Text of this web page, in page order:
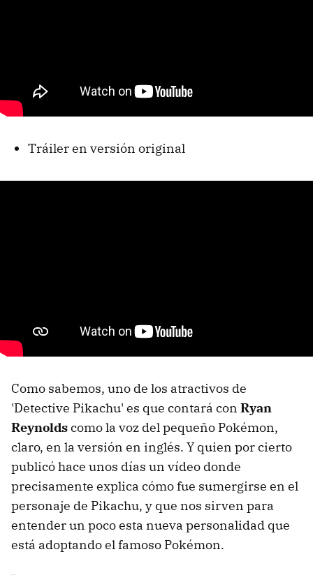
Tráiler en versión original
Como sabemos, uno de los atractivos de
'Detective Pikachu' es que contará con Ryan
Reynoldscomo la voz del pequeño Pokémon,
claro, en la versión en inglés. Y quien por cierto
publicó hace unos días un vídeo donde
precisamente explica cómo fue sumergirse en el
personaje de Pikachu, y que nos sirven para
entender un poco esta nueva personalidad que
está adoptando el famoso Pokémon.